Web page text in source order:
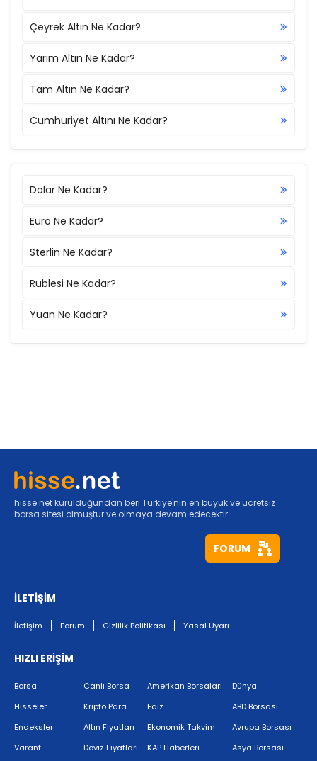
Çeyrek Altın Ne Kadar?
Yarım Altın Ne Kadar?
Tam Altın Ne Kadar?
Cumhuriyet Altını Ne Kadar?
Dolar Ne Kadar?
Euro Ne Kadar?
Sterlin Ne Kadar?
Rublesi Ne Kadar?
Yuan Ne Kadar?
hisse.net kurulduğundan beri Türkiye'nin en büyük ve ücretsiz
borsa sitesi olmuştur ve olmaya devam edecektir.
FORUM
İLETİŞİM
İletişim Forum Gizlilik Politikası Yasal Uyarı
HIZLI ERİŞİM
Borsa
Hisseler
Endeksler
Varant
Canlı Borsa
Kripto Para
Altın Fiyatları
Döviz Fiyatları
Amerikan Borsaları
Faiz
Ekonomik Takvim
KAP Haberleri
Dünya
ABD Borsası
Avrupa Borsası
Asya Borsası